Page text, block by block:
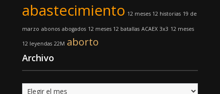
abastecimiento 12 meses 12 historias 19 de
marzo abonos abogados 12 meses 12 batallas ACAEX 3x3 12 meses
12 leyendas 22M aborto
Archivo
Archivo